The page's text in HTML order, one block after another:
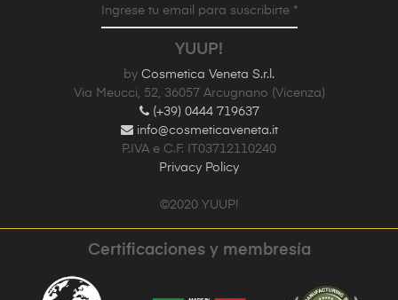
Ingrese tu email para suscribirte *
YUUP!
by Cosmetica Veneta S.r.l.
Via Meucci, 52, 36057 Arcugnano (Vicenza)
(+39) 0444 719637
info@cosmeticaveneta.it
P.IVA e C.F. IT03712110240
Privacy Policy
©2020 YUUP!
Certificaciones y membresía